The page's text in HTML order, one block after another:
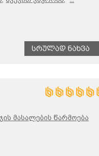
Სრულად Ნახვა
მასალების წარმოება